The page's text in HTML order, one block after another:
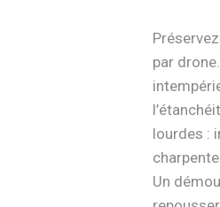
par
lourdes :
Un